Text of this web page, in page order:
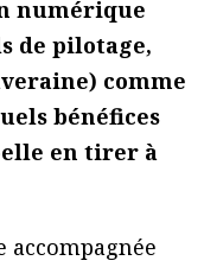
numérique
de pilotage,
comme
bénéfices
en tirer à